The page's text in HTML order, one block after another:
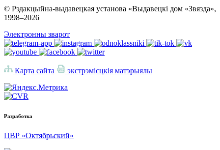
© Рэдакцыйна-выдавецкая установа «Выдавецкі дом «Звязда»,
1998–2026
Электронны зварот
Карта сайта экстрэмісцкія матэрыялы
Разработка
ЦВР «Октябрьский»